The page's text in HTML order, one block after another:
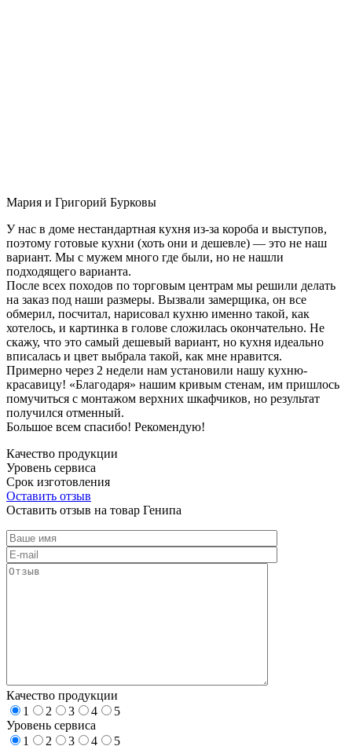
Мария и Григорий Бурковы
У нас в доме нестандартная кухня из-за короба и выступов,
поэтому готовые кухни (хоть они и дешевле) — это не наш
вариант. Мы с мужем много где были, но не нашли
подходящего варианта.
После всех походов по торговым центрам мы решили делать
на заказ под наши размеры. Вызвали замерщика, он все
обмерил, посчитал, нарисовал кухню именно такой, как
хотелось, и картинка в голове сложилась окончательно. Не
скажу, что это самый дешевый вариант, но кухня идеально
вписалась и цвет выбрала такой, как мне нравится.
Примерно через 2 недели нам установили нашу кухню-
красавицу! «Благодаря» нашим кривым стенам, им пришлось
помучиться с монтажом верхних шкафчиков, но результат
получился отменный.
Большое всем спасибо! Рекомендую!
Качество продукции
Уровень сервиса
Срок изготовления
Оставить отзыв
Оставить отзыв на товар Генипа
Качество продукции
1
2 3 4
5
Уровень сервиса
1
2 3 4 5